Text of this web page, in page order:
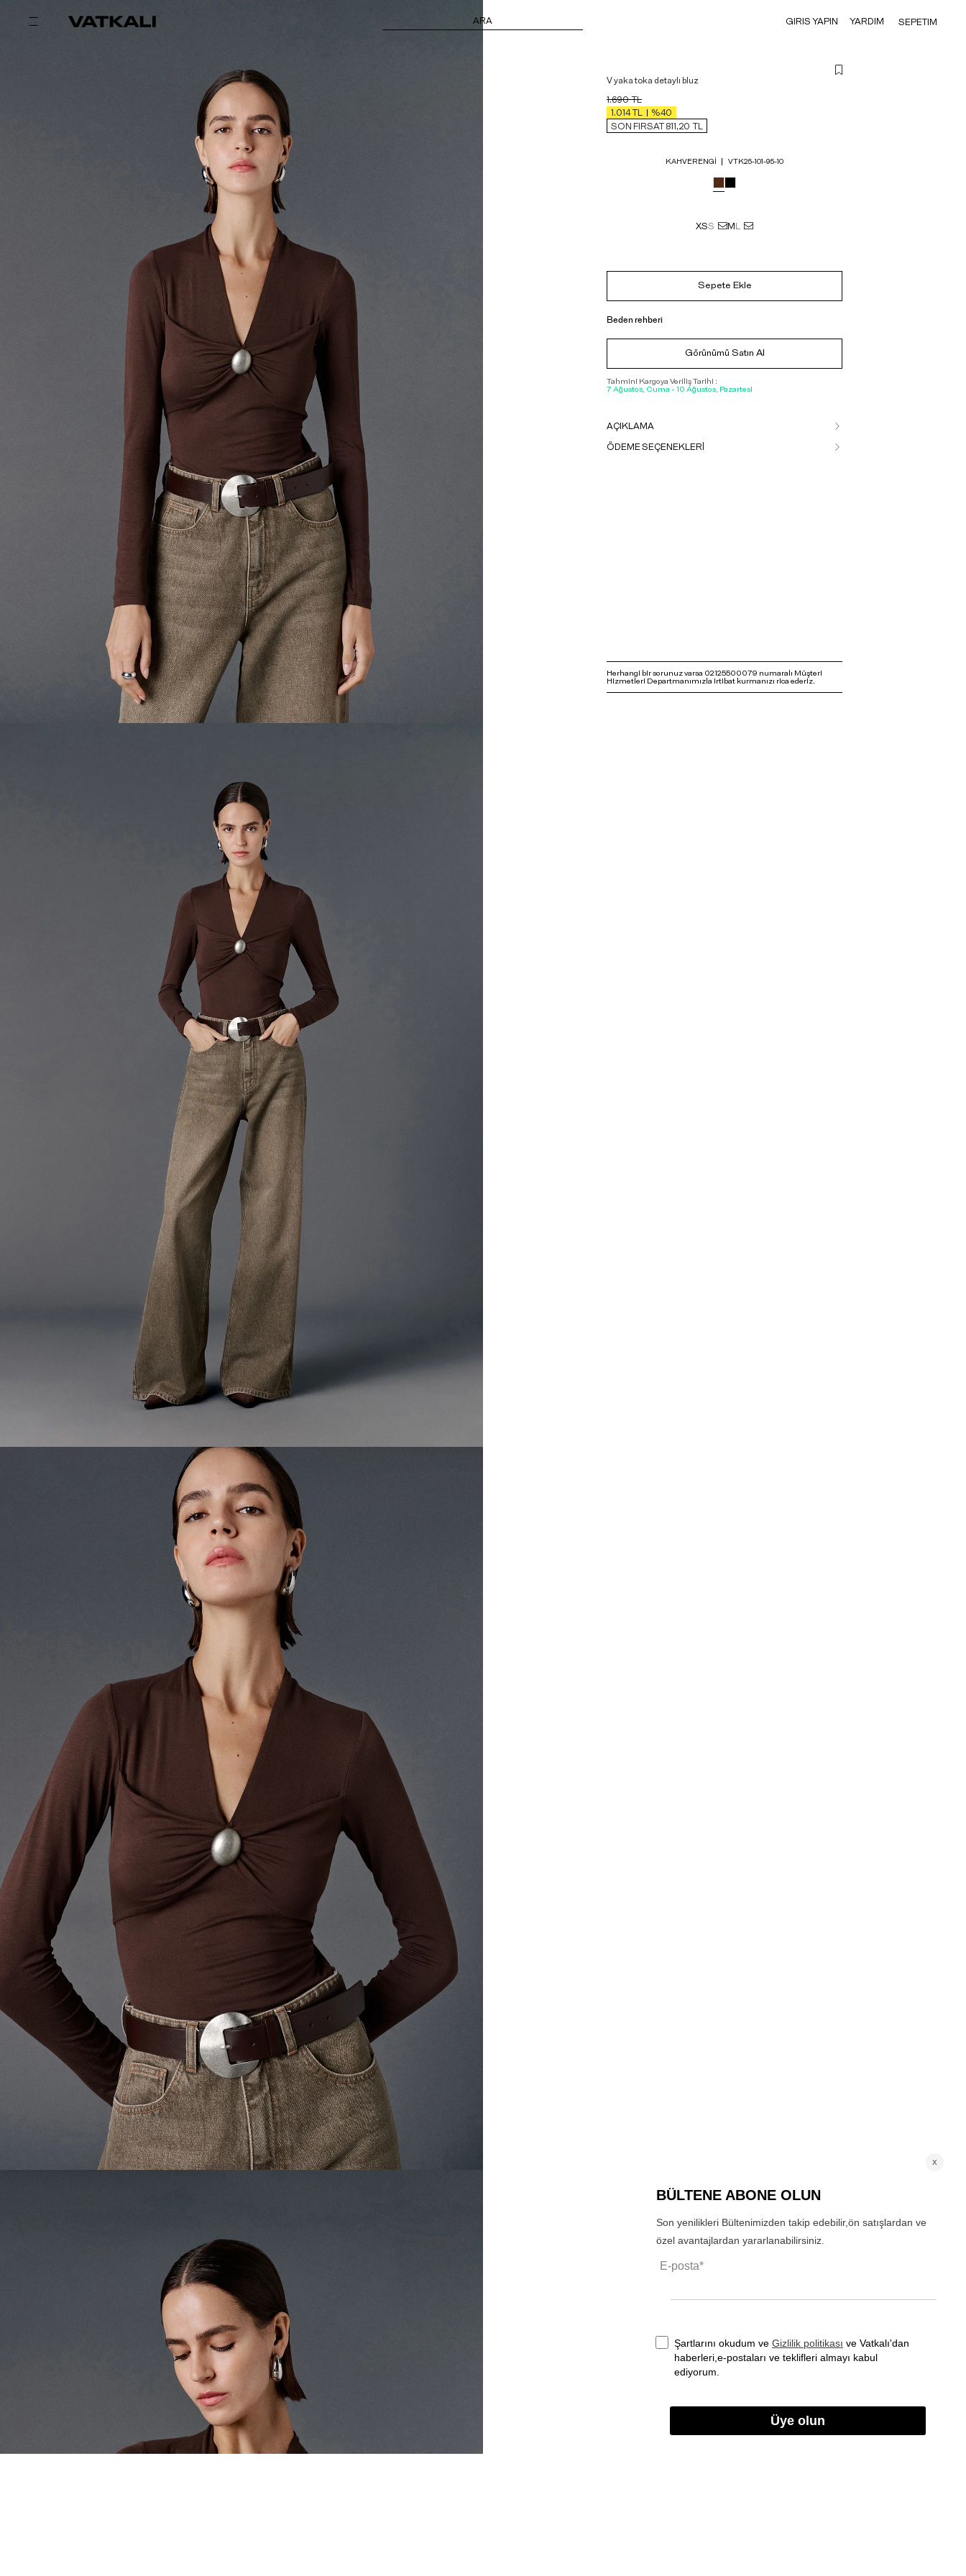
ARA GIRIS YAPIN YARDIM SEPETIM
V yaka toka detaylı bluz
1.690TL
1.014 TL
%40
SON FIRSAT 811,20 TL
KAHVERENGI VTK25-101-95-10
XSS M
Sepete Ekle
Beden rehberi
Görünümü Satın Al
Tahmini Kargoya Veriliş Tarihi :
7 Ağustos, Cuma - 10 Ağustos, Pazartesi
AÇIKLAMA
ÖDEME SEÇENEKLERİ
Herhangi bir sorunuz varsa 02125500079 numaralı Müşteri
Hizmetleri Departmanımızla irtibat kurmanızı rica ederiz.